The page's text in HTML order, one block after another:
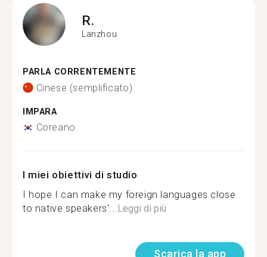
R.
Lanzhou
PARLA CORRENTEMENTE
Cinese (semplificato)
IMPARA
Coreano
I miei obiettivi di studio
I hope I can make my foreign languages close
to native speakers'...Leggi di più
Scarica la app